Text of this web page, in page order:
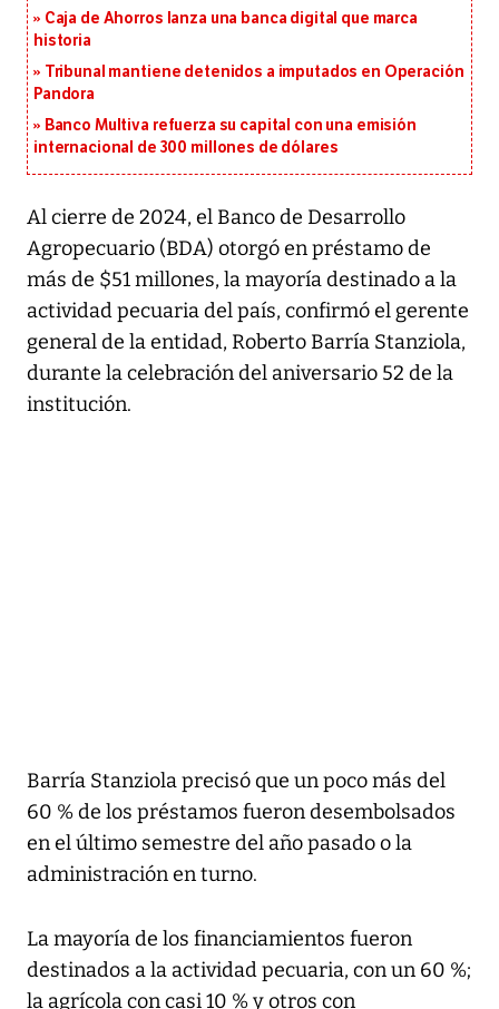
Caja de Ahorros lanza una banca digital que marca
historia
Tribunal mantiene detenidos a imputados en Operación
Pandora
Banco Multiva refuerza su capital con una emisión
internacional de 300 millones de dólares
Al cierre de 2024, el Banco de Desarrollo
Agropecuario (BDA) otorgó en préstamo de
más de $51 millones, la mayoría destinado a la
actividad pecuaria del país, confirmó el gerente
general de la entidad, Roberto Barría Stanziola,
durante la celebración del aniversario 52 de la
institución.
Barría Stanziola precisó que un poco más del
60 % de los préstamos fueron desembolsados
en el último semestre del año pasado o la
administración en turno.
La mayoría de los financiamientos fueron
destinados a la actividad pecuaria, con un 60 %;
la agrícola con casi 10 % y otros con